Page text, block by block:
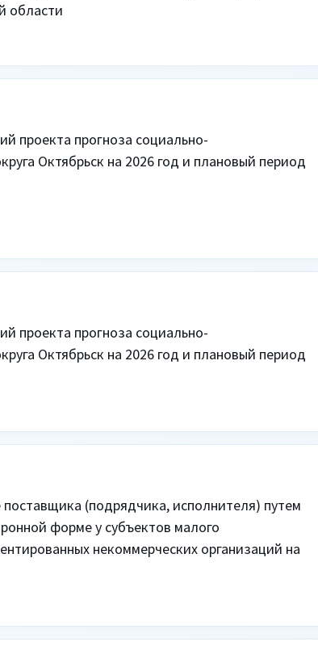
области
проекта прогноза социально-
Октябрьск на 2026 год и плановый период
проекта прогноза социально-
Октябрьск на 2026 год и плановый период
(подрядчика, исполнителя) путем
форме у субъектов малого
некоммерческих организаций на